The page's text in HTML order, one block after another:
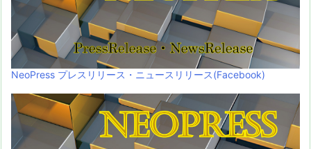
NeoPress プレスリリース・ニュースリリース(Facebook)